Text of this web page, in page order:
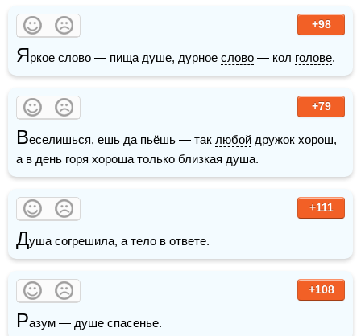
+98
Яркое слово — пища душе, дурное слово — кол голове.
+79
Веселишься, ешь да пьёшь — так любой дружок хорош,
а в день горя хороша только близкая душа.
+111
Душа согрешила, а тело в ответе.
+108
Разум — душе спасенье.